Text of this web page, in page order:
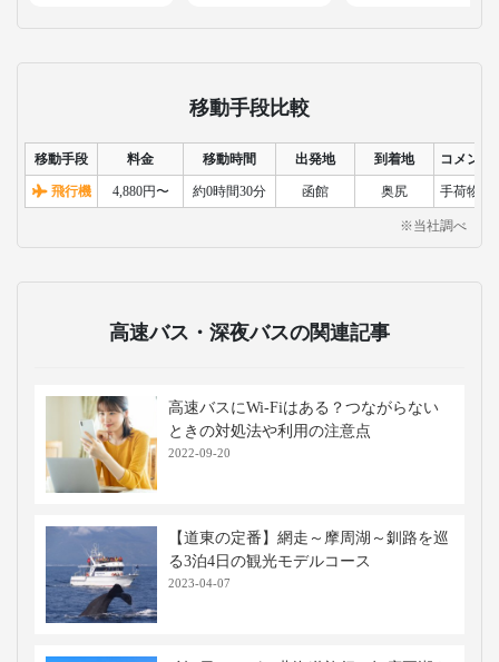
移動手段比較
移動手段 料金 移動時間 出発地 到着地 コメント
飛行機 4,880円〜 約0時間30分 函館 奥尻 手荷物検
※当社調べ
高速バス・深夜バスの関連記事
高速バスにWi-Fiはある？つながらない
ときの対処法や利用の注意点
2022-09-20
【道東の定番】網走～摩周湖～釧路を巡
る3泊4日の観光モデルコース
2023-04-07